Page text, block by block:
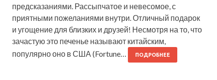
предсказаниями. Рассыпчатое и невесомое, с
приятными пожеланиями внутри. Отличный подарок
и угощение для близких и друзей! Несмотря на то, что
зачастую это печенье называют китайским,
популярно оно в США (Fortune…
ПОДРОБНЕЕ